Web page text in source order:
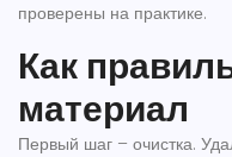
проверены на практике.
Как
материал
Первый шаг – очистка.